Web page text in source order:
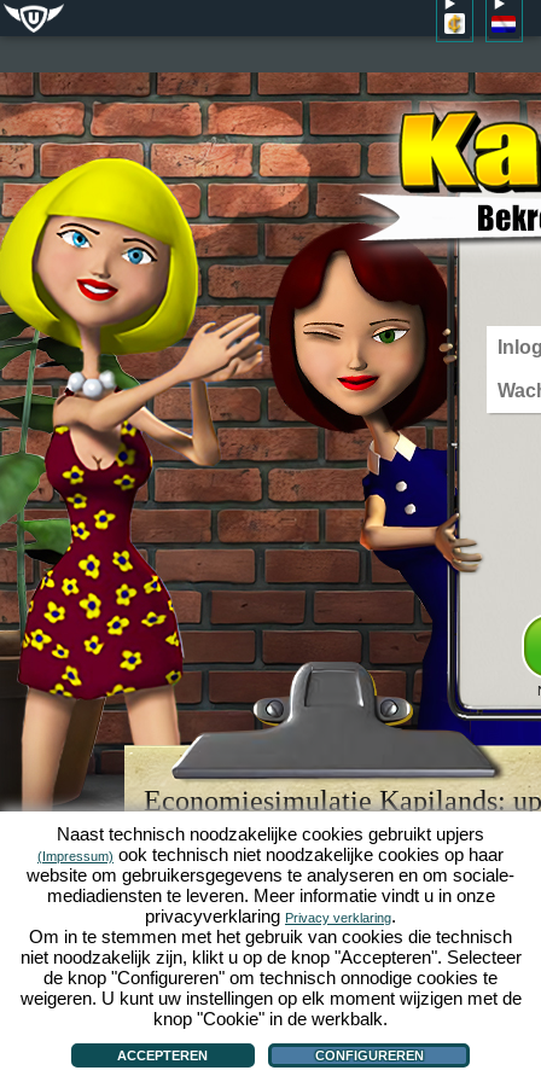
Economiesimulatie Kapilands:
browserspellegende
Kapilands is een van de bestebrowserspellenvan
retrogamevoor fans van economiesimulaties. Het
werd ooit uitgeroepen tot "MMO van het jaar" en is
een genot voor fans van strategische
online
je eigen zakenimperium opbouwen en carrière
economiesimulaties!
Naast technisch noodzakelijke cookies gebruikt upjers
(Impressum) ook technisch niet noodzakelijke cookies op haar
website om gebruikersgegevens te analyseren en om sociale-
mediadiensten te leveren. Meer informatie vindt u in onze
privacyverklaring Privacy verklaring.
Om in te stemmen met het gebruik van cookies die technisch
niet noodzakelijk zijn, klikt u op de knop "Accepteren". Selecteer
de knop "Configureren" om technisch onnodige cookies te
weigeren. U kunt uw instellingen op elk moment wijzigen met de
knop "Cookie" in de werkbalk.
ACCEPTEREN CONFIGUREREN